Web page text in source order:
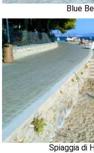
Blue
Spiaggia di